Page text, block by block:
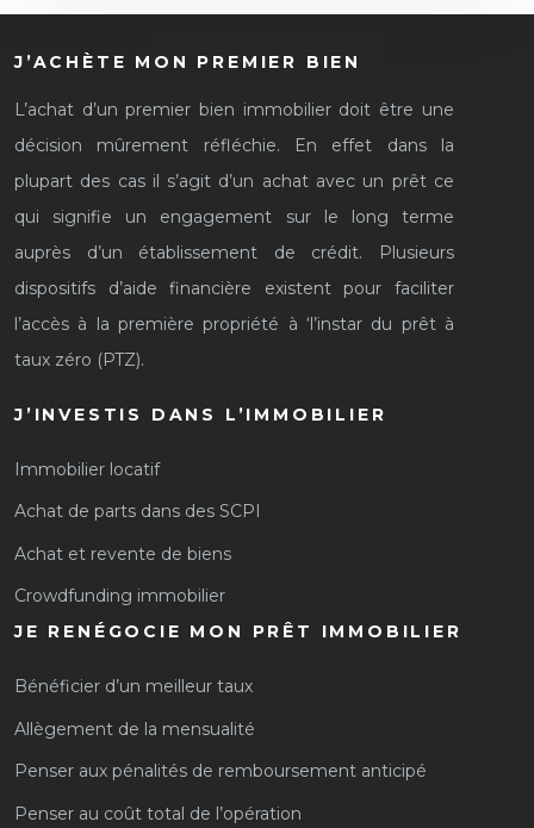
J’ACHÈTE MON PREMIER BIEN
L’achat d’un premier bien immobilier doit être une
décision mûrement réfléchie. En effet dans la
plupart des cas il s’agit d’un achat avec un prêt ce
qui signifie un engagement sur le long terme
auprès d’un établissement de crédit. Plusieurs
dispositifs d’aide financière existent pour faciliter
l’accès à la première propriété à ‘l’instar du prêt à
taux zéro (PTZ).
J’INVESTIS DANS L’IMMOBILIER
Immobilier locatif
Achat de parts dans des SCPI
Achat et revente de biens
Crowdfunding immobilier
JE RENÉGOCIE MON PRÊT IMMOBILIER
Bénéficier d’un meilleur taux
Allègement de la mensualité
Penser aux pénalités de remboursement anticipé
Penser au coût total de l’opération